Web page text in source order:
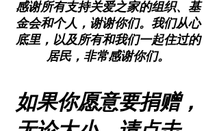
感谢所有支持关爱之家的组织、基
金会和个人，谢谢你们。我们从心
底里，以及所有和我们一起住过的
居民，非常感谢你们。
如果你愿意要捐赠，